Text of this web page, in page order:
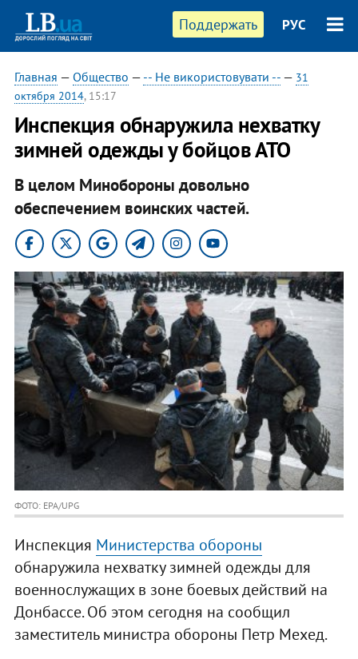
Поддержать РУС
Главная — Общество — -- Не використовувати --— 31
октября 2014, 15:17
Инспекция обнаружила нехватку
зимней одежды у бойцов АТО
В целом Минобороны довольно
обеспечением воинских частей.
ФОТО: EPA/UPG
Инспекция Министерства обороны
обнаружила нехватку зимней одежды для
военнослужащих в зоне боевых действий на
Донбассе. Об этом сегодня на сообщил
заместитель министра обороны Петр Мехед.